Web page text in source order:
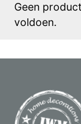
Geen
voldoen.